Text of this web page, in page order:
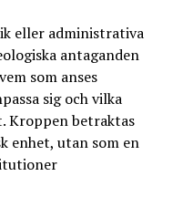
eller administrativa
antaganden
som anses
sig och vilka
Kroppen betraktas
enhet, utan som en